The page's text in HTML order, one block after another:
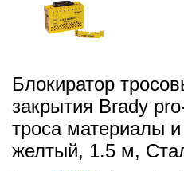
Блокиратор
закрытия Brady
троса материалы
желтый, 1.5 м,